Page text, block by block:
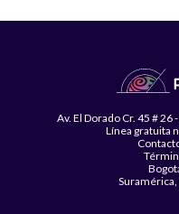
Av. El Dorado Cr. 45 #
Línea gratuita